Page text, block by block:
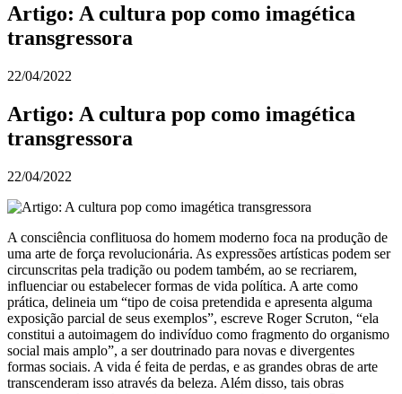
Artigo: A cultura pop como imagética
transgressora
22/04/2022
Artigo: A cultura pop como imagética
transgressora
22/04/2022
A consciência conflituosa do homem moderno foca na produção de
uma arte de força revolucionária. As expressões artísticas podem ser
circunscritas pela tradição ou podem também, ao se recriarem,
influenciar ou estabelecer formas de vida política. A arte como
prática, delineia um “tipo de coisa pretendida e apresenta alguma
exposição parcial de seus exemplos”, escreve Roger Scruton, “ela
constitui a autoimagem do indivíduo como fragmento do organismo
social mais amplo”, a ser doutrinado para novas e divergentes
formas sociais. A vida é feita de perdas, e as grandes obras de arte
transcenderam isso através da beleza. Além disso, tais obras